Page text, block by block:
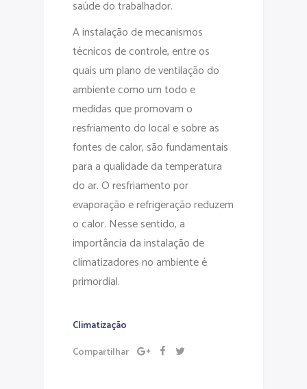
saúde do trabalhador.
A instalação de mecanismos
técnicos de controle, entre os
quais um plano de ventilação do
ambiente como um todo e
medidas que promovam o
resfriamento do local e sobre as
fontes de calor, são fundamentais
para a qualidade da temperatura
do ar. O resfriamento por
evaporação e refrigeração reduzem
o calor. Nesse sentido, a
importância da instalação de
climatizadores no ambiente é
primordial.
Climatização
Compartilhar